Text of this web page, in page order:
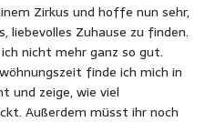
Zirkus und hoffe nun sehr,
liebevolles Zuhause zu finden.
nicht mehr ganz so gut.
finde ich mich in
und zeige, wie viel
Außerdem müsst ihr noch